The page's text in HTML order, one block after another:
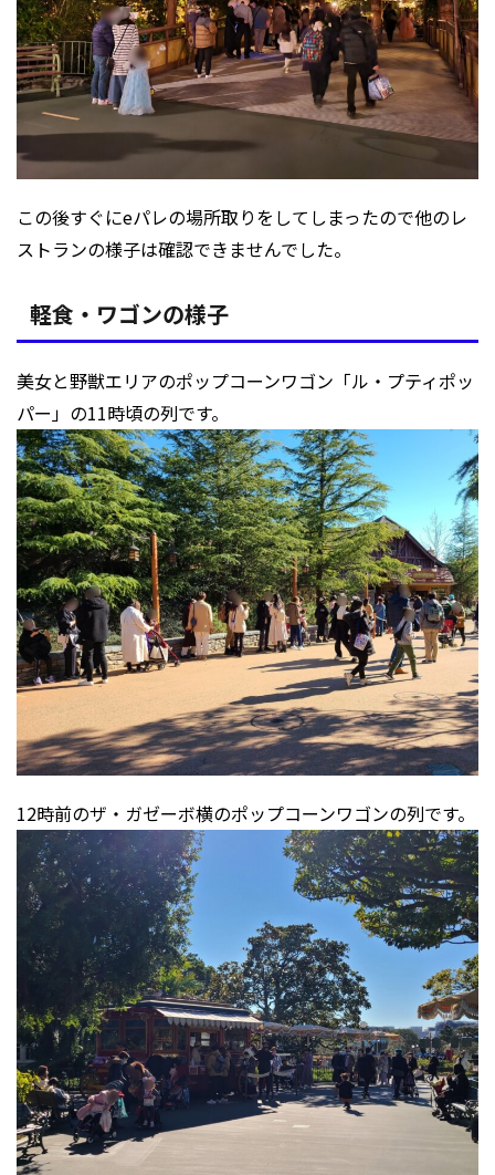
この後すぐにeパレの場所取りをしてしまったので他のレ
ストランの様子は確認できませんでした。
軽食・ワゴンの様子
美女と野獣エリアのポップコーンワゴン「ル・プティポッ
パー」の11時頃の列です。
12時前のザ・ガゼーボ横のポップコーンワゴンの列です。